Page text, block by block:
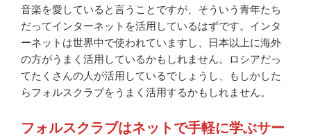
音楽を愛していると言うことですが、そういう青年たち
だってインターネットを活用しているはずです。インタ
ーネットは世界中で使われていますし、日本以上に海外
の方がうまく活用しているかもしれません。ロシアだっ
てたくさんの人が活用しているでしょうし、もしかした
らフォルスクラブをうまく活用するかもしれません。
フォルスクラブはネットで手軽に学ぶサー